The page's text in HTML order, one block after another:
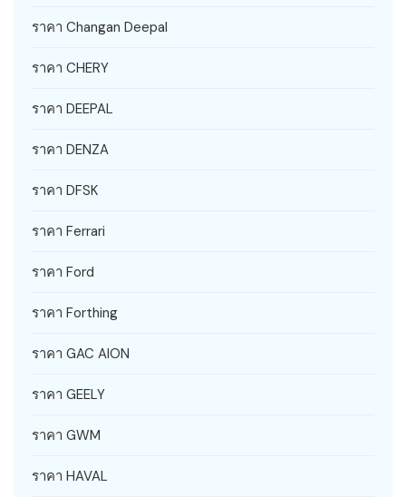
ราคา Changan Deepal
ราคา CHERY
ราคา DEEPAL
ราคา DENZA
ราคา DFSK
ราคา Ferrari
ราคา Ford
ราคา Forthing
ราคา GAC AION
ราคา GEELY
ราคา GWM
ราคา HAVAL